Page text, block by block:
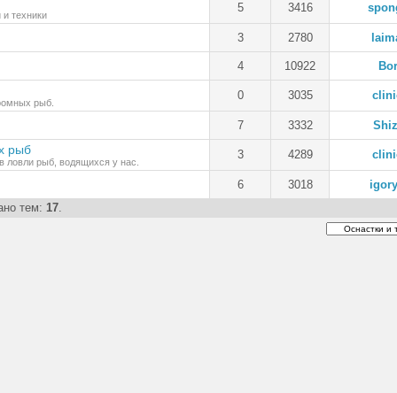
и техники
5 3416
3 2780
4 10922
рыб.
0 3035
7 3332
рыб
ловли рыб, водящихся у нас.
3 4289
6 3018
тем: 17.